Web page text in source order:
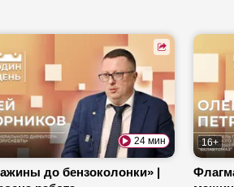
24 мин
до бензоколонки» |
16+